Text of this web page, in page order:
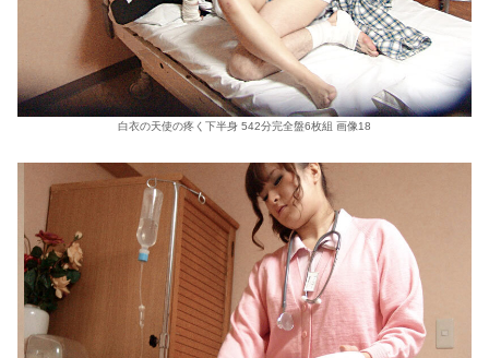
白衣の天使の疼く下半身 542分完全盤6枚組 画像18